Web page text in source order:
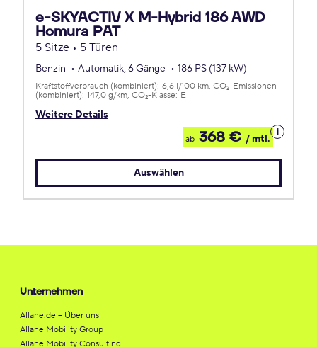
e-SKYACTIV X M-Hybrid 186 AWD
Homura PAT
5 Sitze • 5 Türen
Benzin Automatik, 6 Gänge 186 PS (137 kW)
Weitere Details
Kraftstoffverbrauch (kombiniert): 6,6 l/100 km CO2-Emissionen
(kombiniert): 147,0 g/km CO2-Klasse: E
ab 368 € / mtl.
Details
zum
Auswählen
Unternehmen
Allane.de – Über uns
Allane Mobility Group
Allane Mobility Consulting